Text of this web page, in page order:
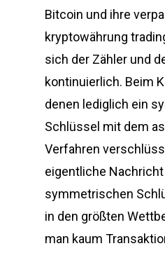
Bitcoin und ihre
kryptowährung
sich der Zähler und
kontinuierlich. Beim
denen lediglich ein
Schlüssel mit dem
Verfahren
eigentliche
symmetrischen
in den größten
man kaum